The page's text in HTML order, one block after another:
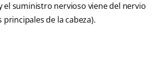
el suministro nervioso viene del nervio
de la cabeza).